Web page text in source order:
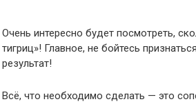
Очень интересно будет посмотреть,
тигриц»! Главное, не бойтесь
результат!
Всё, что необходимо сделать — это